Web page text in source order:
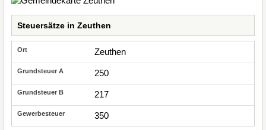
Steuersätze in Zeuthen
Zeuthen
250
217
350